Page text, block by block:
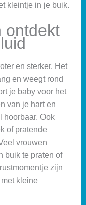
kleintje in je buik.
ontdekt
en sterker. Het
en weegt rond
je baby voor het
van je hart en
hoorbaar. Ook
of pratende
vrouwen
buik te praten of
zijn
kleine